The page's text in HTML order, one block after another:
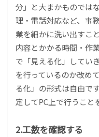
分」と大まかものでは
理・電話対応など、事
業を細かに洗い出すこ
内容とかかる時間・作
で「見える化」してい
を行っているのか改め
る化」の形式は自由で
定してPC上で行うこと
2.工数を確認する